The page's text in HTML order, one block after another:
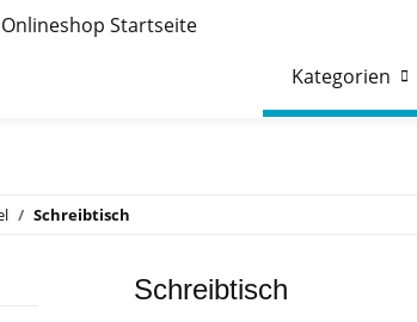
Kategorien
Schreibtisch
Schreibtisch